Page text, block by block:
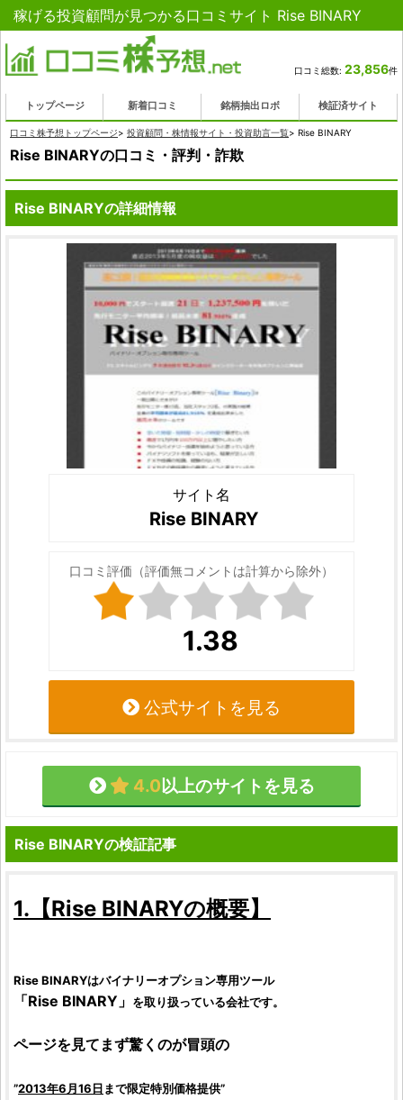
稼げる投資顧問が見つかる口コミサイト Rise BINARY
口コミ総数: 23,856件
トップページ 新着口コミ 銘柄抽出ロボ 検証済サイト
口コミ株予想トップページ> 投資顧問・株情報サイト・投資助言一覧> Rise BINARY
Rise BINARYの口コミ・評判・詐欺
Rise BINARYの詳細情報
サイト名
Rise BINARY
口コミ評価（評価無コメントは計算から除外）
1.38
公式サイトを見る
4.0以上のサイトを見る
Rise BINARYの検証記事
1.【Rise BINARYの概要】
Rise BINARYはバイナリーオプション専用ツール
「Rise BINARY 」 を取り扱っている会社です。
ページを見てまず驚くのが冒頭の
”2013年6月16日まで限定特別価格提供”